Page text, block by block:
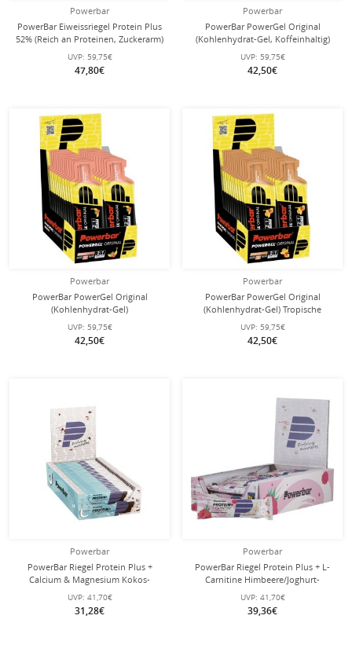
Powerbar
PowerBar Eiweissriegel Protein Plus
52% (Reich an Proteinen, Zuckerarm)
UVP: 59,75€
47,80€
Powerbar
PowerBar PowerGel Original
(Kohlenhydrat-Gel, Koffeinhaltig)
UVP: 59,75€
42,50€
Powerbar
PowerBar PowerGel Original
(Kohlenhydrat-Gel)
UVP: 59,75€
42,50€
Powerbar
PowerBar PowerGel Original
(Kohlenhydrat-Gel) Tropische
UVP: 59,75€
42,50€
Powerbar
PowerBar Riegel Protein Plus +
Calcium & Magnesium Kokos-
UVP: 41,70€
31,28€
Powerbar
PowerBar Riegel Protein Plus + L-
Carnitine Himbeere/Joghurt-
UVP: 41,70€
39,36€